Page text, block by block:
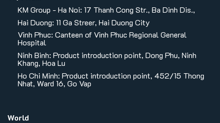
KM Group - Ha Noi: 17 Thanh Cong Str., Ba Dinh Dis.,
Hai Duong: 11 Ga Streer, Hai Duong City
Vinh Phuc: Canteen of Vinh Phuc Regional General
Hospital
Ninh Binh: Product introduction point, Dong Phu, Ninh
Khang, Hoa Lu
Ho Chi Minh: Product introduction point, 452/15 Thong
Nhat, Ward 16, Go Vap
World